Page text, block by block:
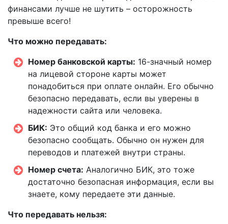
финансами лучше не шутить – осторожность
превыше всего!
Что можно передавать:
Номер банковской карты: 16-значный номер
на лицевой стороне карты может
понадобиться при оплате онлайн. Его обычно
безопасно передавать, если вы уверены в
надежности сайта или человека.
БИК: Это общий код банка и его можно
безопасно сообщать. Обычно он нужен для
переводов и платежей внутри страны.
Номер счета: Аналогично БИК, это тоже
достаточно безопасная информация, если вы
знаете, кому передаете эти данные.
Что передавать нельзя: